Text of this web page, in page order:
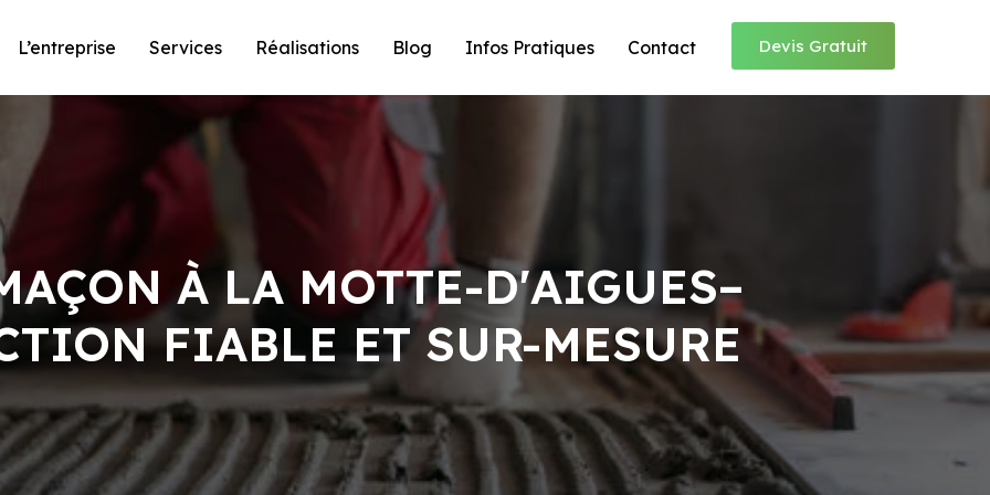
L’entreprise Services Réalisations Blog Infos Pratiques Contact Devis Gratuit
À LA MOTTE-D'AIGUES–
FIABLE ET SUR-MESURE